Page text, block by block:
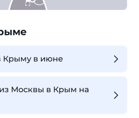
Крыму в июне
Москвы в Крым на